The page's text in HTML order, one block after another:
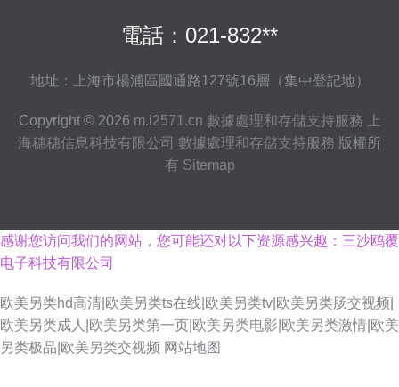
電話：021-832**
地址：上海市楊浦區國通路127號16層（集中登記地）
Copyright © 2026 m.i2571.cn 數據處理和存儲支持服務
上
海穗穗信息科技有限公司 數據處理和存儲支持服務 版權所
有 Sitemap
感谢您访问我们的网站，您可能还对以下资源感兴趣：三沙鸥覆
电子科技有限公司
欧美另类hd高清|欧美另类ts在线|欧美另类tv|欧美另类肠交视频|
欧美另类成人|欧美另类第一页|欧美另类电影|欧美另类激情|欧美
另类极品|欧美另类交视频 网站地图